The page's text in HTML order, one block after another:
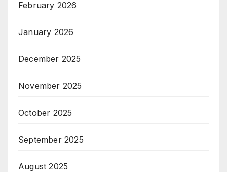
February 2026
January 2026
December 2025
November 2025
October 2025
September 2025
August 2025